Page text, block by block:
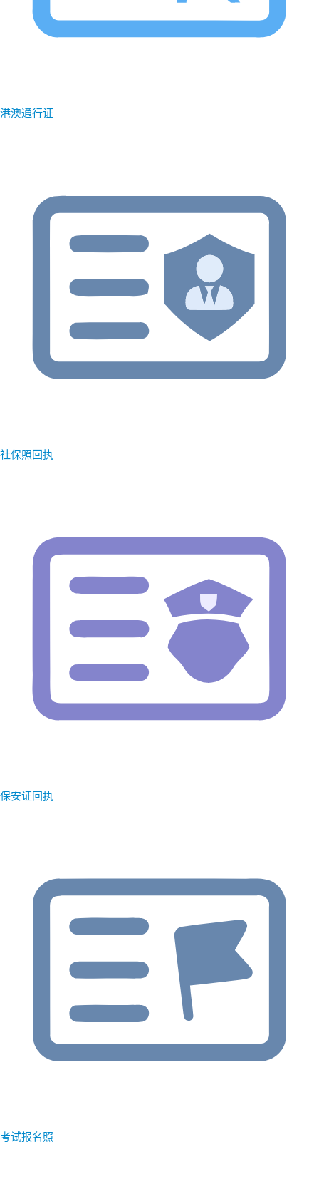
港澳通行证
社保照回执
保安证回执
考试报名照